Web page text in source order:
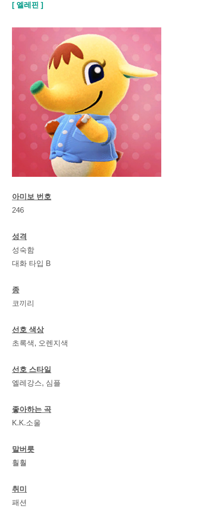
[ 엘레핀 ]
아미보 번호
246
성격
성숙함
대화 타입 B
종
코끼리
선호 색상
초록색, 오렌지색
선호 스타일
엘레강스, 심플
좋아하는 곡
K.K.소울
말버릇
훨훨
취미
패션